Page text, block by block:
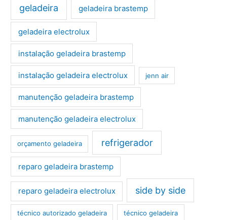
geladeira geladeira brastemp
geladeira electrolux
instalação geladeira brastemp
instalação geladeira electrolux jenn air
manutenção geladeira brastemp
manutenção geladeira electrolux
orçamento geladeira refrigerador
reparo geladeira brastemp
reparo geladeira electrolux side by side
técnico autorizado geladeira técnico geladeira